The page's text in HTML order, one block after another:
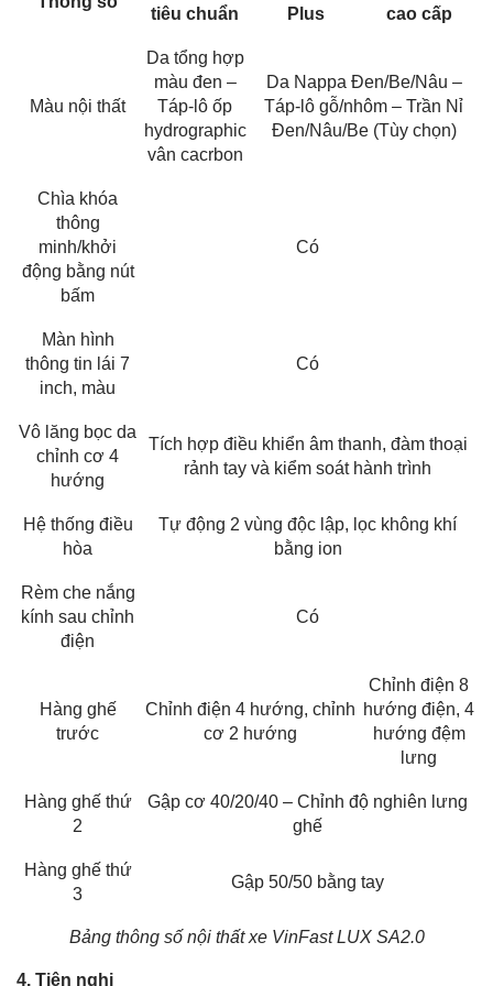
tiêu chuẩn Plus cao cấp
Màu nội thất
Da tổng hợp
màu đen –
Táp-lô ốp
hydrographic
vân cacrbon
Da Nappa Đen/Be/Nâu –
Táp-lô gỗ/nhôm – Trần Nỉ
Đen/Nâu/Be (Tùy chọn)
Chìa khóa
thông
minh/khởi
động bằng nút
bấm
Có
Màn hình
thông tin lái 7
inch, màu
Có
Vô lăng bọc da
chỉnh cơ 4
hướng
Tích hợp điều khiển âm thanh, đàm thoại
rảnh tay và kiểm soát hành trình
Hệ thống điều
hòa
Tự động 2 vùng độc lập, lọc không khí
bằng ion
Rèm che nắng
kính sau chỉnh
điện
Có
Hàng ghế
trước
Chỉnh điện 4 hướng, chỉnh
cơ 2 hướng
Chỉnh điện 8
hướng điện, 4
hướng đệm
lưng
Hàng ghế thứ
2
Gập cơ 40/20/40 – Chỉnh độ nghiên lưng
ghế
Hàng ghế thứ
3
Gập 50/50 bằng tay
Bảng thông số nội thất xe VinFast LUX SA2.0
4. Tiện nghi